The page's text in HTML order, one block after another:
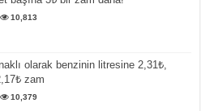
10,813
olarak benzinin litresine 2,31₺,
zam
10,379